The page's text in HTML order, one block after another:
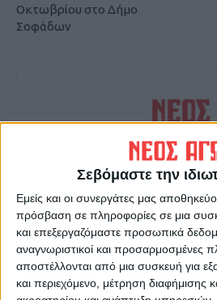
Σεβόμαστε την
Εμείς και οι συνεργάτες μας
πρόσβαση σε πληροφορίες σε μια
και επεξεργαζόμαστε προσωπικά
αναγνωριστικοί και προσαρμοσμένες
αποστέλλονται από μια συσκευή για
και περιεχόμενο, μέτρηση διαφήμισης
Οκτωβρίου στο Δήμο
Σοφάδων
https://neosagon.gr
Η Αρχαιότερη Καθημερινή Πρωινή